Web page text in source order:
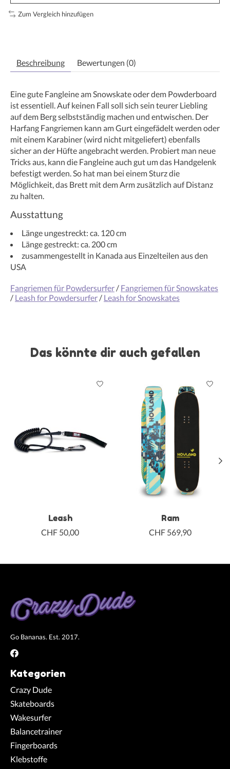
Zum Vergleich hinzufügen
Beschreibung Bewertungen (0)
Eine gute Fangleine am Snowskate oder dem Powderboard
ist essentiell. Auf keinen Fall soll sich sein teurer Liebling
auf dem Berg selbstständig machen und entwischen. Der
Harfang Fangriemen kann am Gurt eingefädelt werden oder
mit einem Karabiner (wird nicht mitgeliefert) ebenfalls
sicher an der Hüfte angebracht werden. Probiert man neue
Tricks aus, kann die Fangleine auch gut um das Handgelenk
befestigt werden. So hat man bei einem Sturz die
Möglichkeit, das Brett mit dem Arm zusätzlich auf Distanz
zu halten.
Ausstattung
Länge ungestreckt: ca. 120 cm
Länge gestreckt: ca. 200 cm
zusammengestellt in Kanada aus Einzelteilen aus den
USA
Fangriemen für Powdersurfer / Fangriemen für Snowskates
/ Leash for Powdersurfer / Leash for Snowskates
Das könnte dir auch gefallen
Produkt-Karussell-Artikel
Leash
CHF 50,00
Ram
CHF 569,90
Go Bananas. Est. 2017.
Kategorien
Crazy Dude
Skateboards
Wakesurfer
Balancetrainer
Fingerboards
Klebstoffe